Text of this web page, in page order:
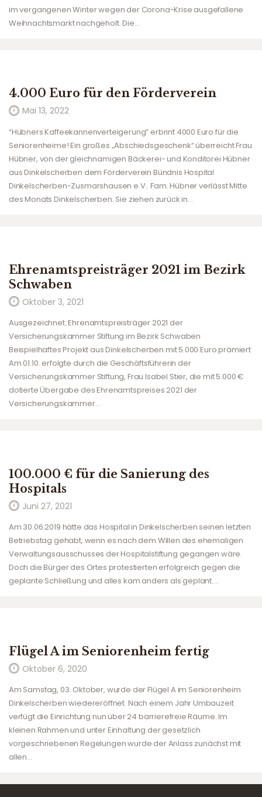
im vergangenen Winter wegen der Corona-Krise ausgefallene
Weihnachtsmarkt nachgeholt. Die…
4.000 Euro für den Förderverein
Mai 13, 2022
“Hübners Kaffeekannenverteigerung” erbrint 4000 Euro für die
Seniorenheime! Ein großes „Abschiedsgeschenk“ überreicht Frau
Hübner, von der gleichnamigen Bäckerei- und Konditorei Hübner
aus Dinkelscherben dem Förderverein Bündnis Hospital
Dinkelscherben-Zusmarshausen e.V.. Fam. Hübner verlässt Mitte
des Monats Dinkelscherben. Sie ziehen zurück in…
Ehrenamtspreisträger 2021 im Bezirk
Schwaben
Oktober 3, 2021
Ausgezeichnet: Ehrenamtspreisträger 2021 der
Versicherungskammer Stiftung im Bezirk Schwaben
Beispielhaftes Projekt aus Dinkelscherben mit 5.000 Euro prämiert
Am 01.10. erfolgte durch die Geschäftsführerin der
Versicherungskammer Stiftung, Frau Isabel Stier, die mit 5.000 €
dotierte Übergabe des Ehrenamtspreises 2021 der
Versicherungskammer…
100.000 € für die Sanierung des
Hospitals
Juni 27, 2021
Am 30.06.2019 hätte das Hospital in Dinkelscherben seinen letzten
Betriebstag gehabt, wenn es nach dem Willen des ehemaligen
Verwaltungsausschusses der Hospitalstiftung gegangen wäre.
Doch die Bürger des Ortes protestierten erfolgreich gegen die
geplante Schließung und alles kam anders als geplant.…
Flügel A im Seniorenheim fertig
Oktober 6, 2020
Am Samstag, 03. Oktober, wurde der Flügel A im Seniorenheim
Dinkelscherben wiedereröffnet. Nach einem Jahr Umbauzeit
verfügt die Einrichtung nun über 24 barrierefreie Räume. Im
kleinen Rahmen und unter Einhaltung der gesetzlich
vorgeschriebenen Regelungen wurde der Anlass zunächst mit
allen…